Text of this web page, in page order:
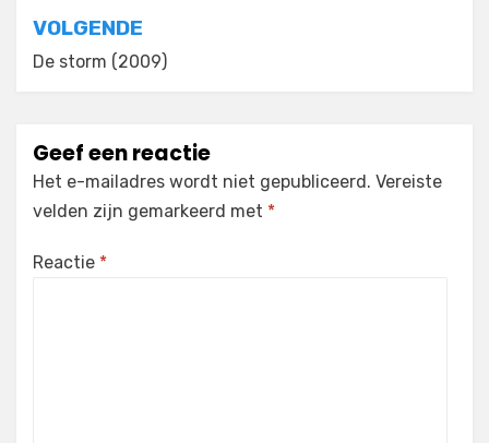
VOLGENDE
De storm (2009)
Geef een reactie
Het e-mailadres wordt niet gepubliceerd. Vereiste
velden zijn gemarkeerd met *
Reactie *